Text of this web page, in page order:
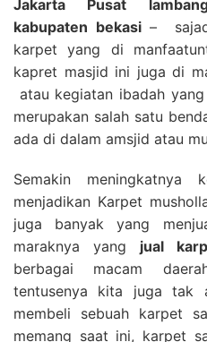
Jakarta Pusat
kabupaten bekasi–
karpet yang di
kapret masjid ini juga di
atau kegiatan ibadah
merupakan salah satu
ada di dalam amsjid atau
Semakin meningkatnya
menjadikan Karpet
juga banyak yang
maraknya yang jual
berbagai macam
tentusenya kita juga tak
membeli sebuah karpet
memang saat ini, karpet